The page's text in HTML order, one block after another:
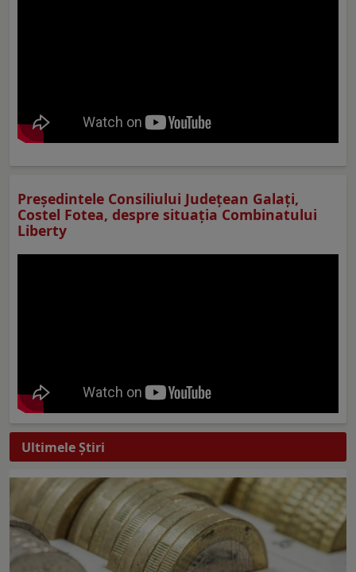
Preşedintele Consiliului Judeţean Galaţi,
Costel Fotea, despre situaţia Combinatului
Liberty
Ultimele Ştiri